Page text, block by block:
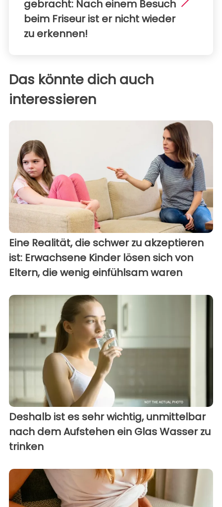
gebracht: Nach einem Besuch
beim Friseur ist er nicht wieder
zu erkennen!
Das könnte dich auch
interessieren
Eine Realität, die schwer zu akzeptieren
ist: Erwachsene Kinder lösen sich von
Eltern, die wenig einfühlsam waren
Deshalb ist es sehr wichtig, unmittelbar
nach dem Aufstehen ein Glas Wasser zu
trinken